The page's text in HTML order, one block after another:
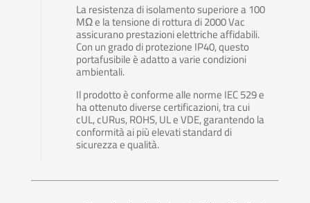
La resistenza di isolamento superiore a 100
MΩ e la tensione di rottura di 2000 Vac
assicurano prestazioni elettriche affidabili.
Con un grado di protezione IP40, questo
portafusibile è adatto a varie condizioni
ambientali.
Il prodotto è conforme alle norme IEC 529 e
ha ottenuto diverse certificazioni, tra cui
cUL, cURus, ROHS, UL e VDE, garantendo la
conformità ai più elevati standard di
sicurezza e qualità.